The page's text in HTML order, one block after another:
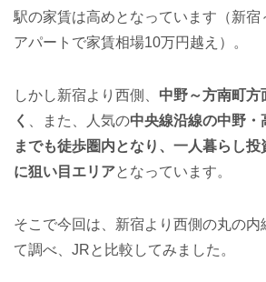
駅の家賃は高めとなっています（新宿
アパートで家賃相場10万円越え）。
しかし新宿より西側、 中野～方南町方
く
、また、人気の中央線沿線の中野・
までも徒歩圏内となり、一人暮らし投
に狙い目エリアとなっています。
そこで今回は、新宿より西側の丸の内
て調べ、JRと比較してみました。